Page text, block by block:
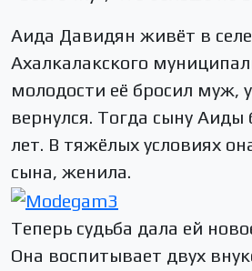
Аида Давидян живёт в
Ахалкалакского
молодости её бросил муж,
вернулся. Тогда сыну Аиды
лет. В тяжёлых условиях
сына, женила.
Теперь судьба дала ей
Она воспитывает двух